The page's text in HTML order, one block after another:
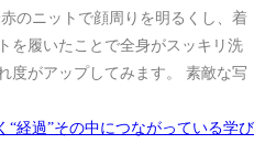
のニットで顔周りを明るくし、着
を履いたことで全身がスッキリ洗
度がアップしてみます。 素敵な写
“経過”その中につながっている学び